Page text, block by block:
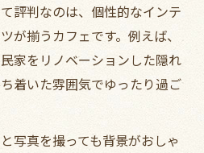
評判なのは、個性的なインテ
が揃うカフェです。例えば、
家をリノベーションした隠れ
着いた雰囲気でゆったり過ご
写真を撮っても背景がおしゃ